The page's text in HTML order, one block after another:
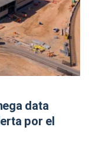
data
por el